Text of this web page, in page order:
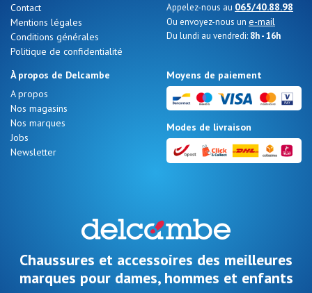
Nos 11
magasins
Bon
cadeau
SE
Contact
Mentions légales
Conditions générales
Politique de confidentialité
Appelez-nous au 065/40.88.98
Ou envoyez-nous un e-mail
Du lundi au vendredi: 8h - 16h
À propos de Delcambe
A propos
Nos magasins
Nos marques
Jobs
Newsletter
Moyens de paiement
Modes de livraison
Chaussures et accessoires des meilleures
marques pour dames, hommes et enfants